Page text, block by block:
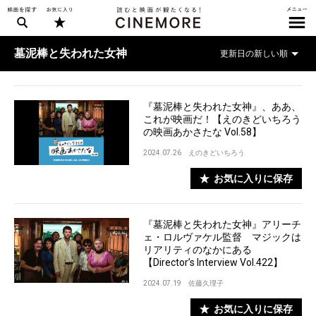
墓泥棒と失われた女神
『墓泥棒と失われた女神』、ああ、
これが映画だ！【えのきどいちろう
の映画あかさたな Vol.58】
2024.07.26 えのきどいちろう
お気に入りに保存
『墓泥棒と失われた女神』アリーチ
ェ・ロルヴァケル監督 マジックは
リアリティのなかにある
【Director’s Interview Vol.422】
2024.07.19 佐藤久理子
お気に入りに保存